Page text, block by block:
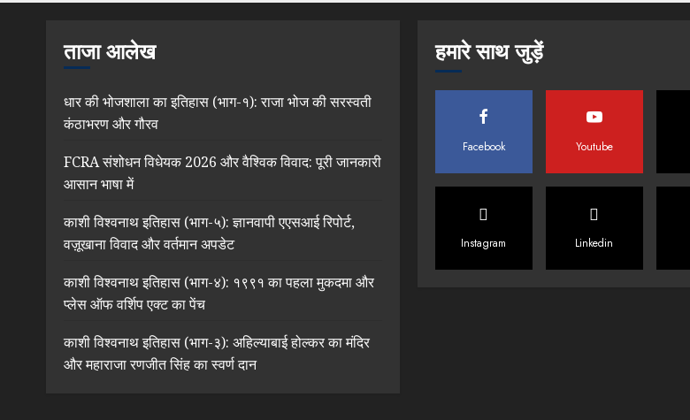
ताजा आलेख
धार की भोजशाला का इतिहास (भाग-१): राजा भोज की सरस्वती
कंठाभरण और गौरव
FCRA संशोधन विधेयक 2026 और वैश्विक विवाद: पूरी जानकारी
आसान भाषा में
काशी विश्वनाथ इतिहास (भाग-५): ज्ञानवापी एएसआई रिपोर्ट,
वज़ूखाना विवाद और वर्तमान अपडेट
काशी विश्वनाथ इतिहास (भाग-४): १९९१ का पहला मुकदमा और
प्लेस ऑफ वर्शिप एक्ट का पेंच
काशी विश्वनाथ इतिहास (भाग-३): अहिल्याबाई होल्कर का मंदिर
और महाराजा रणजीत सिंह का स्वर्ण दान
हमारे साथ जुड़ें
Facebook Youtube
Instagram Linkedin